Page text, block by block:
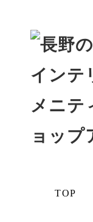
TOP
aiSTYLE
消費者